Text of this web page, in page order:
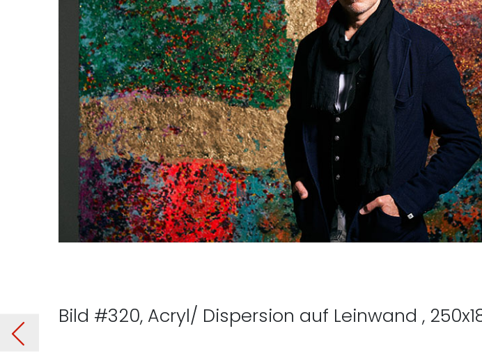
Bild #320, Acryl/ Dispersion auf Leinwand ,
Vorheriger Beitrag: